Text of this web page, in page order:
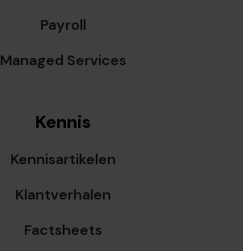
Payroll
Managed Services
Kennis
Kennisartikelen
Klantverhalen
Factsheets